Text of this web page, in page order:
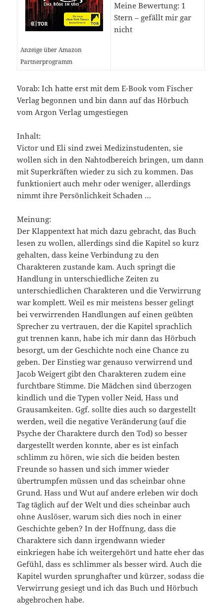
Anzeige über Amazon
Partnerprogramm
Meine Bewertung: 1
Stern – gefällt mir gar
nicht
Vorab: Ich hatte erst mit dem E-Book vom Fischer
Verlag begonnen und bin dann auf das Hörbuch
vom Argon Verlag umgestiegen
Inhalt:
Victor und Eli sind zwei Medizinstudenten, sie
wollen sich in den Nahtodbereich bringen, um dann
mit Superkräften wieder zu sich zu kommen. Das
funktioniert auch mehr oder weniger, allerdings
nimmt ihre Persönlichkeit Schaden …
Meinung:
Der Klappentext hat mich dazu gebracht, das Buch
lesen zu wollen, allerdings sind die Kapitel so kurz
gehalten, dass keine Verbindung zu den
Charakteren zustande kam. Auch springt die
Handlung in unterschiedliche Zeiten zu
unterschiedlichen Charakteren und die Verwirrung
war komplett. Weil es mir meistens besser gelingt
bei verwirrenden Handlungen auf einen geübten
Sprecher zu vertrauen, der die Kapitel sprachlich
gut trennen kann, habe ich mir dann das Hörbuch
besorgt, um der Geschichte noch eine Chance zu
geben. Der Einstieg war genauso verwirrend und
Jacob Weigert gibt den Charakteren zudem eine
furchtbare Stimme. Die Mädchen sind überzogen
kindlich und die Typen voller Neid, Hass und
Grausamkeiten. Ggf. sollte dies auch so dargestellt
werden, weil die negative Veränderung (auf die
Psyche der Charaktere durch den Tod) so besser
dargestellt werden konnte, aber es ist einfach
schlimm zu hören, wie sich die beiden besten
Freunde so hassen und sich immer wieder
übertrumpfen müssen und das scheinbar ohne
Grund. Hass und Wut auf andere erleben wir doch
Tag täglich auf der Welt und dies scheinbar auch
ohne Auslöser, warum sich dies noch in einer
Geschichte geben? In der Hoffnung, dass die
Charaktere sich dann irgendwann wieder
einkriegen habe ich weitergehört und hatte eher das
Gefühl, dass es schlimmer als besser wird. Auch die
Kapitel wurden sprunghafter und kürzer, sodass die
Verwirrung gesiegt und ich das Buch und Hörbuch
abgebrochen habe.